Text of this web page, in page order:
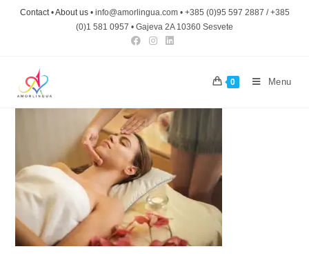
Contact•About us• info@amorlingua.com • +385 (0)95 597 2887 / +385
(0)1 581 0957 • Gajeva 2A 10360 Sesvete
0 Menu